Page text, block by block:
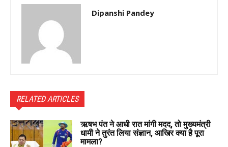
Dipanshi Pandey
RELATED ARTICLES
ऋषभ पंत ने आधी रात मांगी मदद, तो मुख्यमंत्री
धामी ने तुरंत लिया संज्ञान, आखिर क्या है पूरा
मामला?